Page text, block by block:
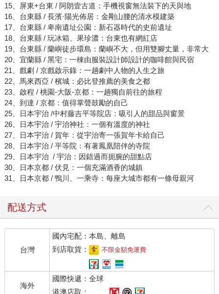
15、屏東+台東 / 阿朗壹古道：手機視窗無法裝下的天與地
16、台東縣 / 長濱·陽光佈居：金剛山腰的清水模建築
17、台東縣 / 卑南遺址公園：新石器時代的史前遺址
18、台東縣 / 玩冰箱、果珍濃：台東也有網紅店
19、台東縣 / 蘭嶼徒步環島：蘭嶼不大，但用雙腳丈量，非常大
20、宜蘭縣 / 黑宅：一棟由服裝設計師設計的咖啡館與民宿
21、戲劇 / 京戲啟示錄：一趟劇中人物的人生之旅
22、馬來西亞 / 檳城：必比登推薦的美食之都
23、啟程 / 桃園-大阪-京都：一趟獨自前往的旅程
24、到達 / 京都：值得掌聲鼓勵的自己
25、日本宇治 /中村藤吉平等院店：吸引人的甜品與窗景
26、日本宇治 / 宇治神社：一個有溫度的神社
27、日本宇治 / 賀年：從宇治寄一張賀年卡給自己
28、日本宇治 / 平等院：有著鳳凰陪伴的寺院
29、日本宇治 / 宇治：因錯過而扼腕的甜點店
30、日本京都 / 伏見：一個充滿酒香的城鎮
31、日本京都 / 鴨川、一乘寺：每座大城市都有一條母親河
配送方式
台灣
國內宅配：本島、離島
到店取貨：
不限金額免運費
海外
國際快遞：全球
港澳店取：